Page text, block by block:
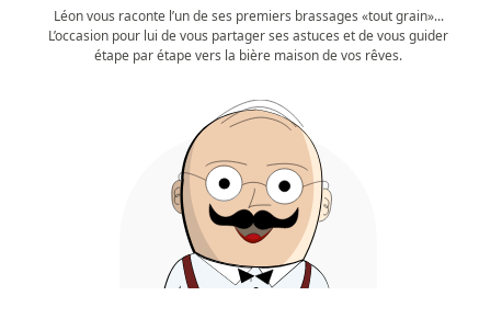
Léon vous raconte l’un de ses premiers brassages «tout grain»...
L’occasion pour lui de vous partager ses astuces et de vous guider
étape par étape vers la bière maison de vos rêves.